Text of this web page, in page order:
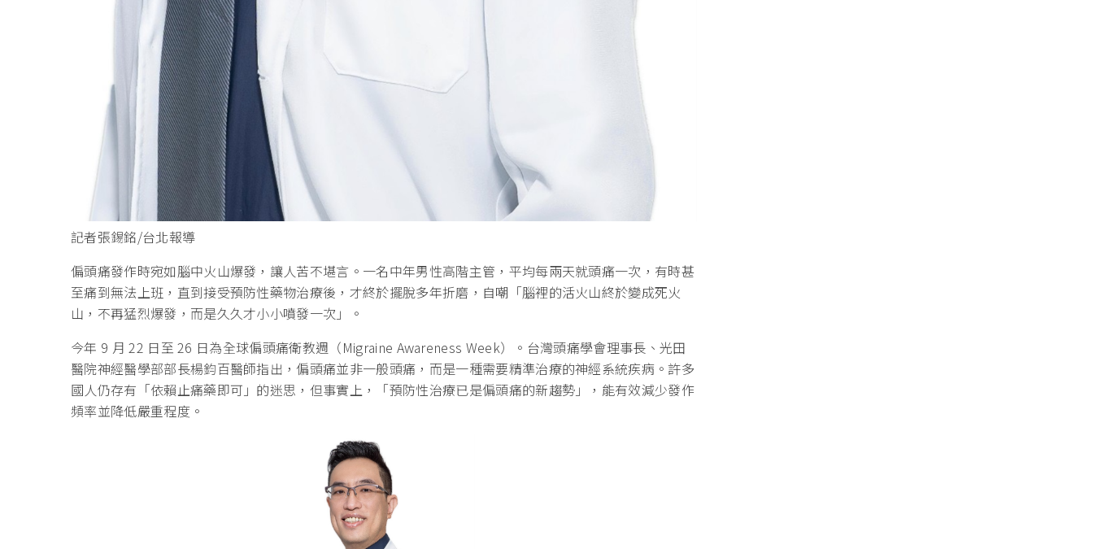
記者張錫銘/台北報導
偏頭痛發作時宛如腦中火山爆發，讓人苦不堪言。一名中年男性高階主管，平均每兩天就頭痛一次，有時甚
至痛到無法上班，直到接受預防性藥物治療後，才終於擺脫多年折磨，自嘲「腦裡的活火山終於變成死火
山，不再猛烈爆發，而是久久才小小噴發一次」。
今年 9 月 22 日至 26 日為全球偏頭痛衛教週（Migraine Awareness Week）。台灣頭痛學會理事長、光田
醫院神經醫學部部長楊鈞百醫師指出，偏頭痛並非一般頭痛，而是一種需要精準治療的神經系統疾病。許多
國人仍存有「依賴止痛藥即可」的迷思，但事實上，「預防性治療已是偏頭痛的新趨勢」，能有效減少發作
頻率並降低嚴重程度。